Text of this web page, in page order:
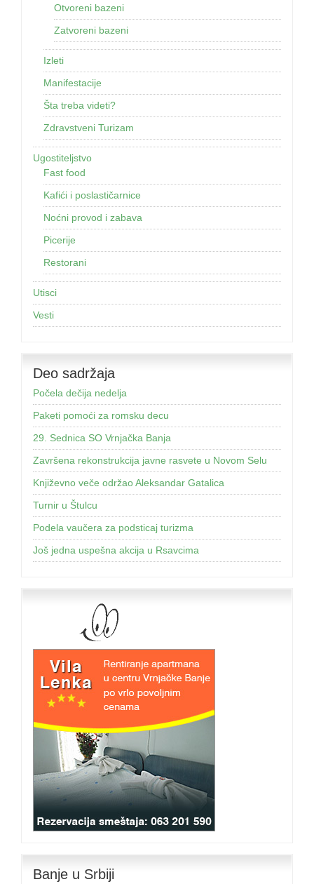
Otvoreni bazeni
Zatvoreni bazeni
Izleti
Manifestacije
Šta treba videti?
Zdravstveni Turizam
Ugostiteljstvo
Fast food
Kafići i poslastičarnice
Noćni provod i zabava
Picerije
Restorani
Utisci
Vesti
Deo sadržaja
Počela dečija nedelja
Paketi pomoći za romsku decu
29. Sednica SO Vrnjačka Banja
Završena rekonstrukcija javne rasvete u Novom Selu
Književno veče održao Aleksandar Gatalica
Turnir u Štulcu
Podela vaučera za podsticaj turizma
Još jednа uspešnа аkcijа u Rsаvcimа
Banje u Srbiji